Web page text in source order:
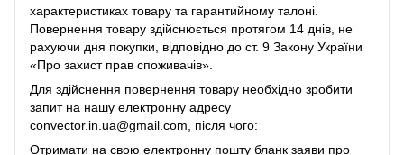
характеристиках товару та гарантийному талоні.
Повернення товару здійснюється протягом 14 днів, не
рахуючи дня покупки, відповідно до ст. 9 Закону України
«Про захист прав споживачів».
Для здійснення повернення товару необхідно зробити
запит на нашу електронну адресу
convector.in.ua@gmail.com, після чого:
Отримати на свою електронну пошту бланк заяви про